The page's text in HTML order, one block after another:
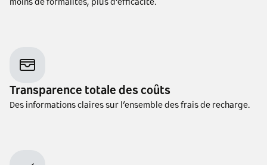
moins de formalités, plus d’efficacité.
Transparence totale des coûts
Des informations claires sur l’ensemble des frais de recharge.